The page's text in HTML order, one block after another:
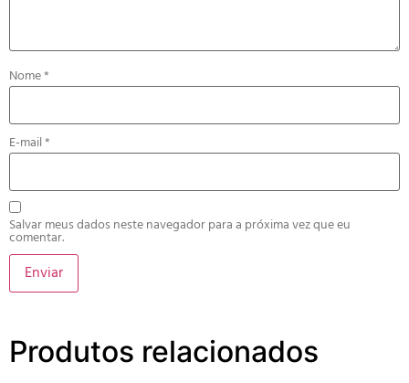
Nome*
E-mail*
Salvar meus dados neste navegador para a próxima vez que eu
comentar.
Produtos relacionados